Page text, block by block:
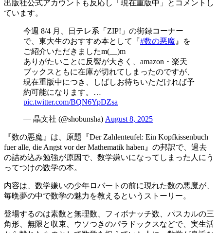
出版社公式アカウントも反応し「現在重版中」とコメントし
ています。
今週 8/4 月、日テレ系「ZIP!」の街録コーナー
で、東大生のおすすめ本として『#数の悪魔 』を
ご紹介いただきましたm(__)m
ありがたいことに反響が大きく、amazon・楽天
ブックスともに在庫が切れてしまったのですが、
現在重版中につき、しばしお待ちいただければ予
約可能になります。…
pic.twitter.com/BQN6YpDZsa
— 晶文社 (@shobunsha) August 8, 2025
『数の悪魔』は、原題『Der Zahlenteufel: Ein Kopfkissenbuch
fuer alle, die Angst vor der Mathematik haben』の邦訳で、過去
の詰め込み勉強が原因で、数学嫌いになってしまった人にう
ってつけの数学の本。
内容は、数学嫌いの少年ロバートの前に現れた数の悪魔が、
毎晩夢の中で数学の魅力を教えるというストーリー。
登場するのは素数と無理数、フィボナッチ数、パスカルの三
角形、無限と収束、ウソつきのパラドックスなどで、実生活